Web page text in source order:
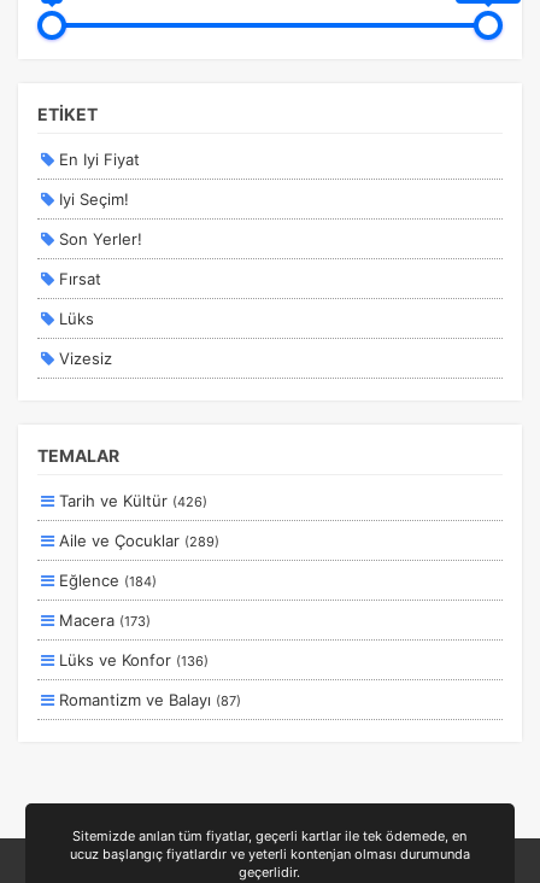
ETİKET
En Iyi Fiyat
Iyi Seçim!
Son Yerler!
Fırsat
Lüks
Vizesiz
Planlanan
Otobüs Ile
Uçak Ile
Ekstralar Dahil
TEMALAR
Tarih ve Kültür (426)
Aile ve Çocuklar (289)
Eğlence (184)
Macera (173)
Lüks ve Konfor (136)
Romantizm ve Balayı (87)
Yiyecek ve İçecek(24)
Sitemizde anılan tüm fiyatlar, geçerli kartlar ile tek ödemede, en
ucuz başlangıç fiyatlardır ve yeterli kontenjan olması durumunda
geçerlidir.